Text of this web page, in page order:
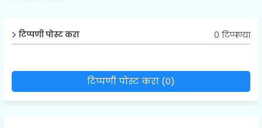
टिप्पणी पोस्ट करा 0 टिप्पण्या
टिप्पणी पोस्ट करा (0)